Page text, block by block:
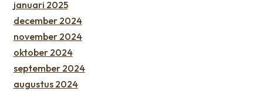
januari 2025
december 2024
november 2024
oktober 2024
september 2024
augustus 2024